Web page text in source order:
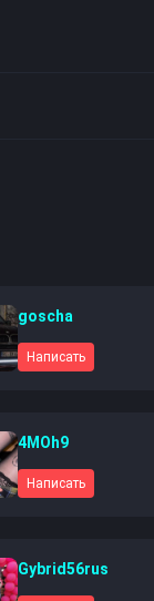
goscha
Написать
4MOh9
Написать
Gybrid56rus